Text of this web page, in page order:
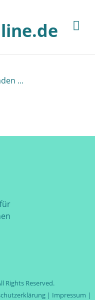
...
Rights Reserved.
| Impressum |